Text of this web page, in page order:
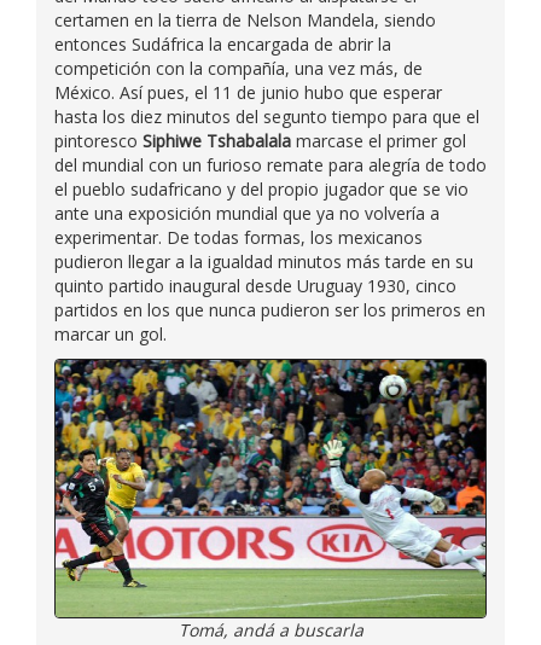
certamen en la tierra de Nelson Mandela, siendo
entonces Sudáfrica la encargada de abrir la
competición con la compañía, una vez más, de
México. Así pues, el 11 de junio hubo que esperar
hasta los diez minutos del segunto tiempo para que el
pintoresco Siphiwe Tshabalala marcase el primer gol
del mundial con un furioso remate para alegría de todo
el pueblo sudafricano y del propio jugador que se vio
ante una exposición mundial que ya no volvería a
experimentar. De todas formas, los mexicanos
pudieron llegar a la igualdad minutos más tarde en su
quinto partido inaugural desde Uruguay 1930, cinco
partidos en los que nunca pudieron ser los primeros en
marcar un gol.
Tomá, andá a buscarla